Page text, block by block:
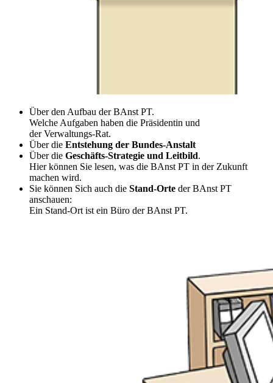
Über den Aufbau der BAnst PT.
Welche Aufgaben haben die Präsidentin und
der Verwaltungs-Rat.
Über die Entstehung der Bundes-Anstalt
Über die Geschäfts-Strategie und Leitbild.
Hier können Sie lesen, was die BAnst PT in der Zukunft
machen wird.
Sie können Sich auch die Stand-Orte der BAnst PT
anschauen:
Ein Stand-Ort ist ein Büro der BAnst PT.